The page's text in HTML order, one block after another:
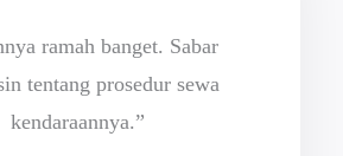
ramah banget. Sabar
tentang prosedur sewa
kendaraannya.”